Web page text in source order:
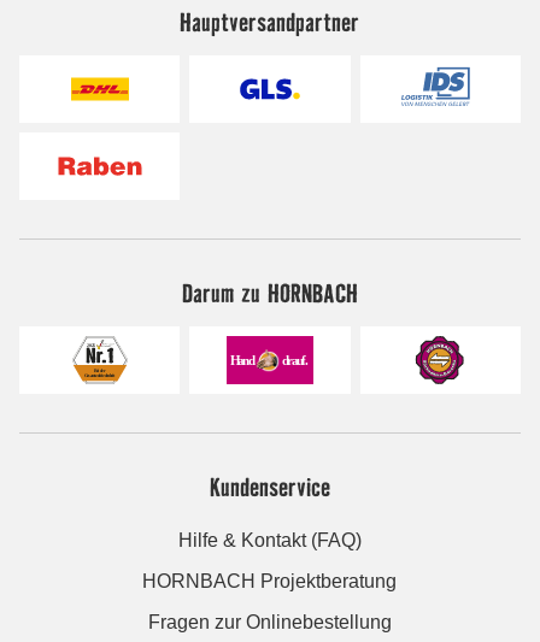
Hauptversandpartner
Darum zu HORNBACH
Kundenservice
Hilfe & Kontakt (FAQ)
HORNBACH Projektberatung
Fragen zur Onlinebestellung